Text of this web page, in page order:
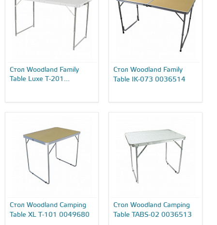
Стол Woodland Family
Table Luxe T-201...
Стол Woodland Family
Table IK-073 0036514
Стол Woodland Camping
Table XL T-101 0049680
Стол Woodland Camping
Table TABS-02 0036513